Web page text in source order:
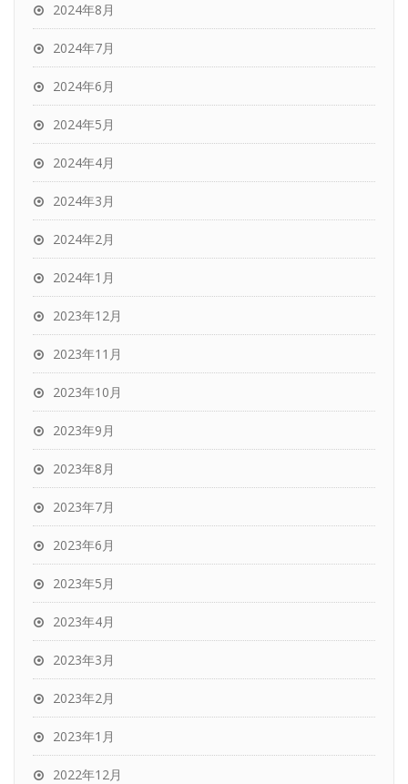
2024年8月
2024年7月
2024年6月
2024年5月
2024年4月
2024年3月
2024年2月
2024年1月
2023年12月
2023年11月
2023年10月
2023年9月
2023年8月
2023年7月
2023年6月
2023年5月
2023年4月
2023年3月
2023年2月
2023年1月
2022年12月